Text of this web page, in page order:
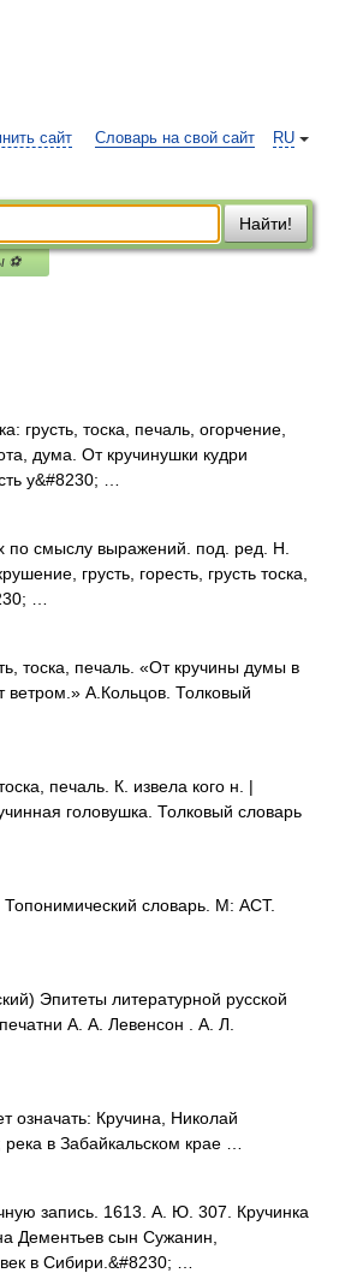
RU
сайт Словарь на свой сайт
Найти!
⚽
грусть, тоска, печаль, огорчение,
дума. От кручинушки кудри
у&#8230; …
смыслу выражений. под. ред. Н.
грусть, горесть, грусть тоска,
…
тоска, печаль. «От кручины думы в
ветром.» А.Кольцов. Толковый
печаль. К. извела кого н. |
головушка. Толковый словарь
словарь. М: АСТ.
Эпитеты литературной русской
А. А. Левенсон . А. Л.
означать: Кручина, Николай
в Забайкальском крае …
запись. 1613. А. Ю. 307. Кручинка
Дементьев сын Сужанин,
в Сибири.&#8230; …